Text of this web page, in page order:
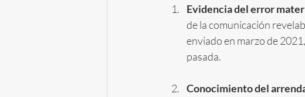
Evidencia del error
de la comunicación
enviado en marzo de
pasada.
Conocimiento del